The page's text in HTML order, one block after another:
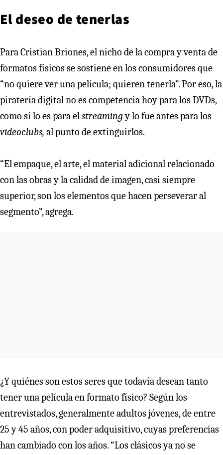
El deseo de tenerlas
Para Cristian Briones, el nicho de la compra y venta de
formatos físicos se sostiene en los consumidores que
“no quiere ver una película; quieren tenerla”. Por eso, la
piratería digital no es competencia hoy para los DVDs,
como sí lo es para elstreamingy lo fue antes para los
videoclubs, al punto de extinguirlos.
“El empaque, el arte, el material adicional relacionado
con las obras y la calidad de imagen, casi siempre
superior, son los elementos que hacen perseverar al
segmento”, agrega.
¿Y quiénes son estos seres que todavía desean tanto
tener una película en formato físico? Según los
entrevistados, generalmente adultos jóvenes, de entre
25 y 45 años, con poder adquisitivo, cuyas preferencias
han cambiado con los años. “Los clásicos ya no se